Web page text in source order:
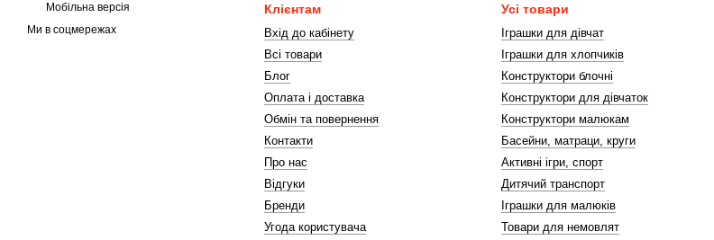
Мобільна версія
Ми в соцмережах
Клієнтам
Вхід до кабінету
Всі товари
Блог
Оплата і доставка
Обмін та повернення
Контакти
Про нас
Відгуки
Бренди
Угода користувача
Усі товари
Іграшки для дівчат
Іграшки для хлопчиків
Конструктори блочні
Конструктори для дівчаток
Конструктори малюкам
Басейни, матраци, круги
Активні ігри, спорт
Дитячий транспорт
Іграшки для малюків
Товари для немовлят